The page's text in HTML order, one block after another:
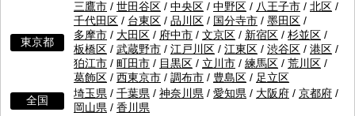
東京都
三鷹市 / 世田谷区 / 中央区 / 中野区 / 八王子市 / 北区 /
千代田区 / 台東区 / 品川区 / 国分寺市 / 墨田区 /
多摩市 / 大田区 / 府中市 / 文京区 / 新宿区 / 杉並区 /
板橋区 / 武蔵野市 / 江戸川区 / 江東区 / 渋谷区 / 港区 /
狛江市 / 町田市 / 目黒区 / 立川市 / 練馬区 / 荒川区 /
葛飾区 / 西東京市 / 調布市 / 豊島区 / 足立区
全国
埼玉県 / 千葉県 / 神奈川県 / 愛知県 / 大阪府 / 京都府 /
岡山県 / 香川県